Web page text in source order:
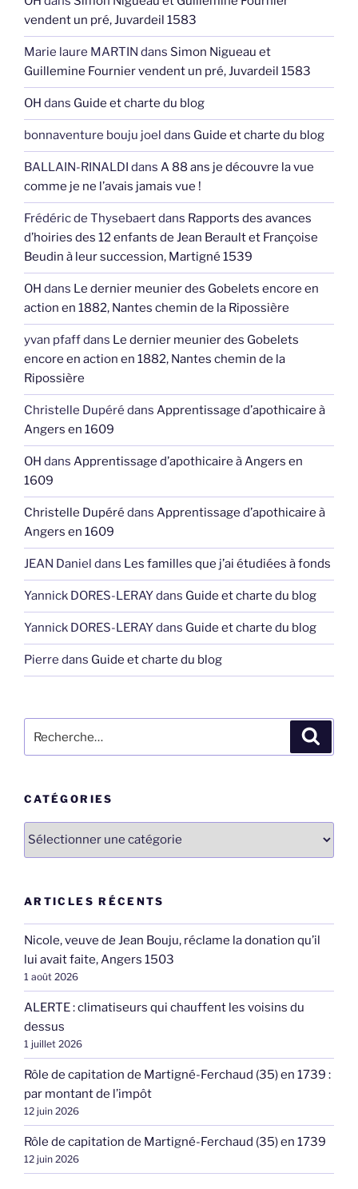
vendent un pré, Juvardeil 1583
Marie laure MARTIN dans Simon Nigueau et
Guillemine Fournier vendent un pré, Juvardeil 1583
OH dans Guide et charte du blog
bonnaventure bouju joel dans Guide et charte du blog
BALLAIN-RINALDI dans A 88 ans je découvre la vue
comme je ne l’avais jamais vue !
Frédéric de Thysebaertdans Rapports des avances
d’hoiries des 12 enfants de Jean Berault et Françoise
Beudin à leur succession, Martigné 1539
OH dans Le dernier meunier des Gobelets encore en
action en 1882, Nantes chemin de la Ripossière
yvan pfaffdans Le dernier meunier des Gobelets
encore en action en 1882, Nantes chemin de la
Ripossière
Christelle Dupéré dans Apprentissage d’apothicaire à
Angers en 1609
OH dans Apprentissage d’apothicaire à Angers en
1609
Christelle Dupéré dans Apprentissage d’apothicaire à
Angers en 1609
JEAN Daniel dans Les familles que j’ai étudiées à fonds
Yannick DORES-LERAYdans Guide et charte du blog
Yannick DORES-LERAYdans Guide et charte du blog
Pierre dans Guide et charte du blog
pour
CATÉGORIES
Catégories
ARTICLES RÉCENTS
Nicole, veuve de Jean Bouju, réclame la donation qu’il
lui avait faite, Angers 1503
1 août 2026
ALERTE : climatiseurs qui chauffent les voisins du
dessus
1 juillet 2026
Rôle de capitation de Martigné-Ferchaud (35) en 1739 :
par montant de l’impôt
12 juin 2026
Rôle de capitation de Martigné-Ferchaud (35) en 1739
12 juin 2026